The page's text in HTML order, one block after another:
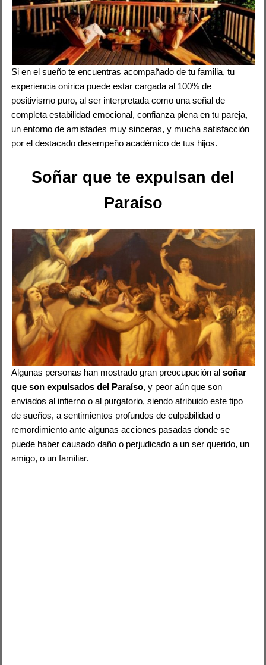
Si en el sueño te encuentras acompañado de tu familia, tu
experiencia onírica puede estar cargada al 100% de
positivismo puro, al ser interpretada como una señal de
completa estabilidad emocional, confianza plena en tu pareja,
un entorno de amistades muy sinceras, y mucha satisfacción
por el destacado desempeño académico de tus hijos.
Soñar que te expulsan del
Paraíso
Algunas personas han mostrado gran preocupación alsoñar
que son expulsados del Paraíso, y peor aún que son
enviados al infierno o al purgatorio, siendo atribuido este tipo
de sueños, a sentimientos profundos de culpabilidad o
remordimiento ante algunas acciones pasadas donde se
puede haber causado daño o perjudicado a un ser querido, un
amigo, o un familiar.